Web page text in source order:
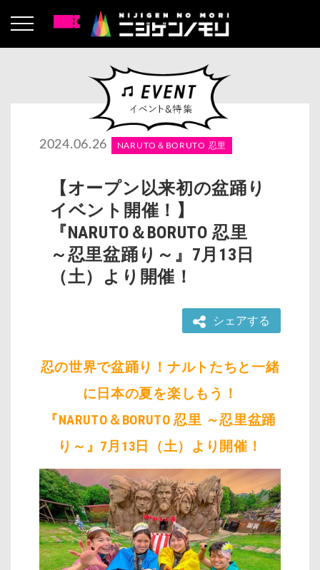
2024.06.26 NARUTO＆BORUTO 忍里
【オープン以来初の盆踊り
イベント開催！】
『NARUTO＆BORUTO 忍里
～忍里盆踊り～』7月13日
（土）より開催！
シェアする
忍の世界で盆踊り！ナルトたちと一緒
に日本の夏を楽しもう！
『NARUTO＆BORUTO 忍里 ～忍里盆踊
り～』7月13日（土）より開催！